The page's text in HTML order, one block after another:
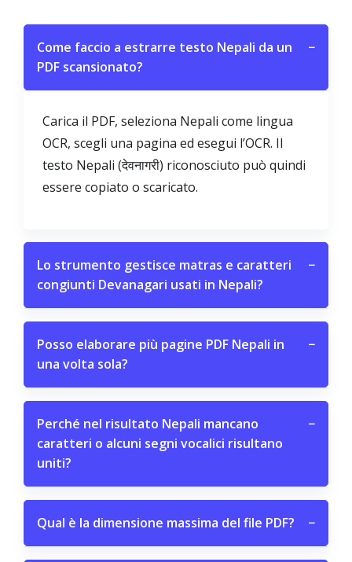
Come faccio a estrarre testo Nepali da un
PDF scansionato?
−
Carica il PDF, seleziona Nepali come lingua
OCR, scegli una pagina ed esegui l’OCR. Il
testo Nepali (देवनागरी) riconosciuto può quindi
essere copiato o scaricato.
Lo strumento gestisce matras e caratteri
congiunti Devanagari usati in Nepali?
−
Posso elaborare più pagine PDF Nepali in
una volta sola?
−
Perché nel risultato Nepali mancano
caratteri o alcuni segni vocalici risultano
uniti?
−
Qual è la dimensione massima del file PDF? −